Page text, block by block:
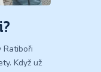
Ratiboři
Když už